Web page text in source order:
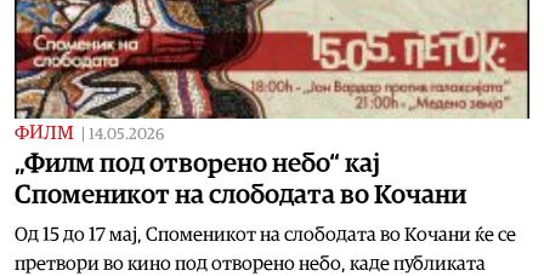
ФИЛМ 14.05.2026
„Филм под отворено небо“ кај
Споменикот на слободата во Кочани
Од 15 до 17 мај, Споменикот на слободата во Кочани ќе се
претвори во кино под отворено небо, каде публиката